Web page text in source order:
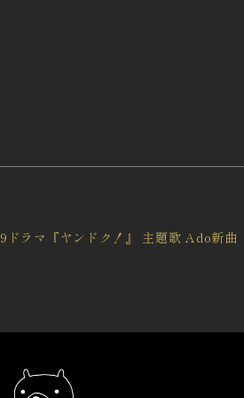
ドラマ『ヤンドク！』 主題歌 Ado新曲